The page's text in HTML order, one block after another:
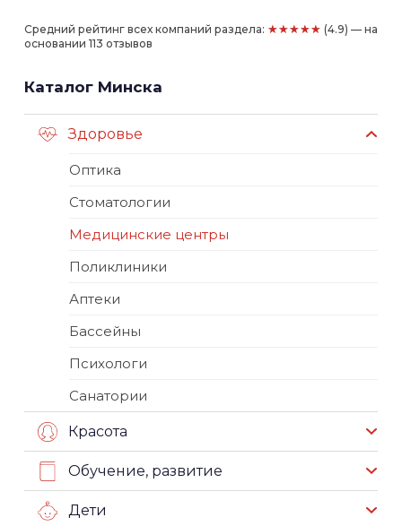
Средний рейтинг всех компаний раздела: ★★★★★ (4.9) — на
основании 113 отзывов
Каталог Минска
Здоровье
Оптика
Стоматологии
Медицинские центры
Поликлиники
Аптеки
Бассейны
Психологи
Санатории
Красота
Обучение, развитие
Дети